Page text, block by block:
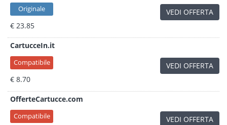
Originale
€ 23.85
VEDI OFFERTA
CartucceIn.it
Compatibile
€ 8.70
VEDI OFFERTA
OfferteCartucce.com
Compatibile VEDI OFFERTA